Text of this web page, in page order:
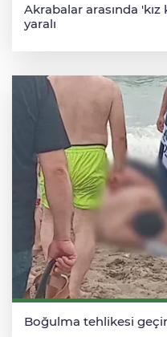
Akrabalar arasında 'kız
yaralı
Boğulma tehlikesi